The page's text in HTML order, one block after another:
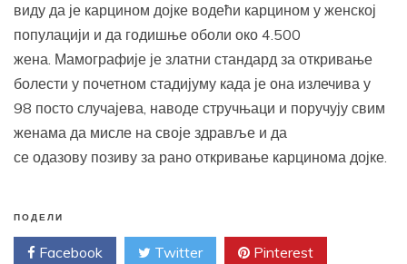
виду да је карцином дојке водећи карцином у женској
популацији и да годишње оболи око 4.500
жена. Мамографије је златни стандард за откривање
болести у почетном стадијуму када је она излечива у
98 посто случајева, наводе стручњаци и поручују свим
женама да мисле на своје здравље и да
се одазову позиву за рано откривање карцинома дојке.
ПОДЕЛИ
Facebook Twitter Pinterest